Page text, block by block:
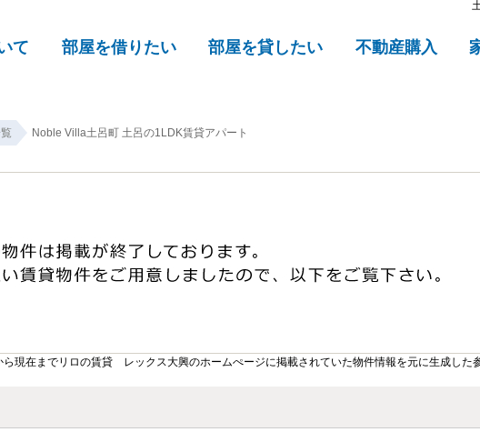
て 部屋を借りたい 部屋を貸したい 不動産購入
Noble Villa土呂町 土呂の1LDK賃貸アパート
現在までリロの賃貸 レックス大興のホームぺージに掲載されていた物件情報を元に生成した